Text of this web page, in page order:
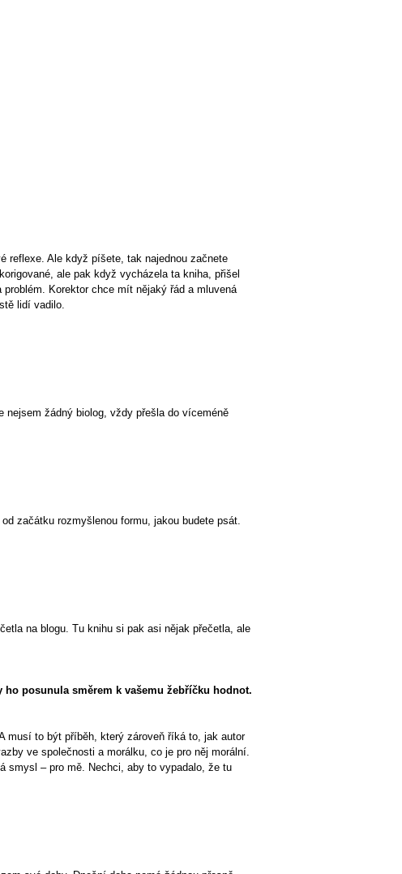
reflexe. Ale když píšete, tak najednou začnete
ale pak když vycházela ta kniha, přišel
problém. Korektor chce mít nějaký řád a mluvená
lidí vadilo.
žádný biolog, vždy přešla do víceméně
začátku rozmyšlenou formu, jakou budete psát.
na blogu. Tu knihu si pak asi nějak přečetla, ale
posunula směrem k vašemu žebříčku hodnot.
musí to být příběh, který zároveň říká to, jak autor
ve společnosti a morálku, co je pro něj morální.
smysl – pro mě. Nechci, aby to vypadalo, že tu